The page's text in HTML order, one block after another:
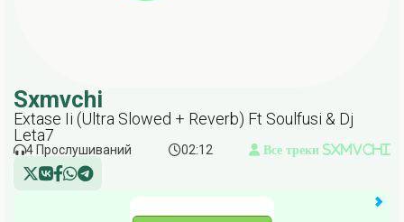
Sxmvchi
Extase Ii (Ultra Slowed + Reverb) Ft Soulfusi & Dj
Leta7
4 Прослушиваний 02:12 Все треки Sxmvchi